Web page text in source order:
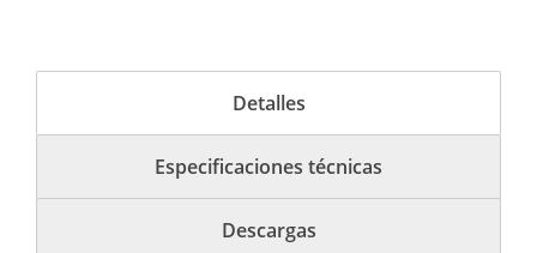
Detalles
Especificaciones técnicas
Descargas